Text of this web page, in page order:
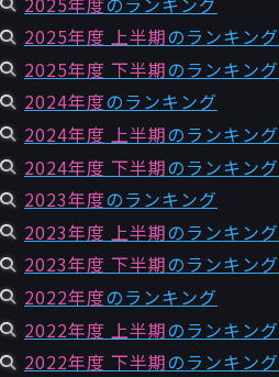
2025年度 上半期のランキング
2025年度 下半期のランキング
2024年度のランキング
2024年度 上半期のランキング
2024年度 下半期のランキング
2023年度のランキング
2023年度 上半期のランキング
2023年度 下半期のランキング
2022年度のランキング
2022年度 上半期のランキング
2022年度 下半期のランキング